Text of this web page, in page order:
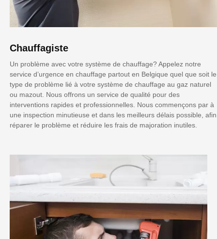
Chauffagiste
Un problème avec votre système de chauffage? Appelez notre
service d’urgence en chauffage partout en Belgique quel que soit le
type de problème lié à votre système de chauffage au gaz naturel
ou mazout. Nous offrons un service de qualité pour des
interventions rapides et professionnelles. Nous commençons par à
une inspection minutieuse et dans les meilleurs délais possible, afin
réparer le problème et réduire les frais de majoration inutiles.